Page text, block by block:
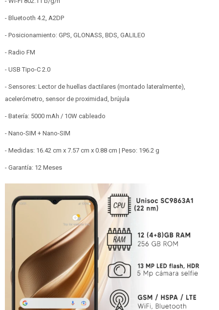
- Bluetooth 4.2, A2DP
- Posicionamiento: GPS, GLONASS, BDS, GALILEO
- Radio FM
- USB Tipo-C 2.0
- Sensores: Lector de huellas dactilares (montado lateralmente),
acelerómetro, sensor de proximidad, brújula
- Batería: 5000 mAh / 10W cableado
- Nano-SIM + Nano-SIM
- Medidas: 16.42 cm x 7.57 cm x 0.88 cm | Peso: 196.2 g
- Garantía: 12 Meses